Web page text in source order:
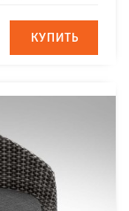
КУПИТЬ
КУПИТЬ